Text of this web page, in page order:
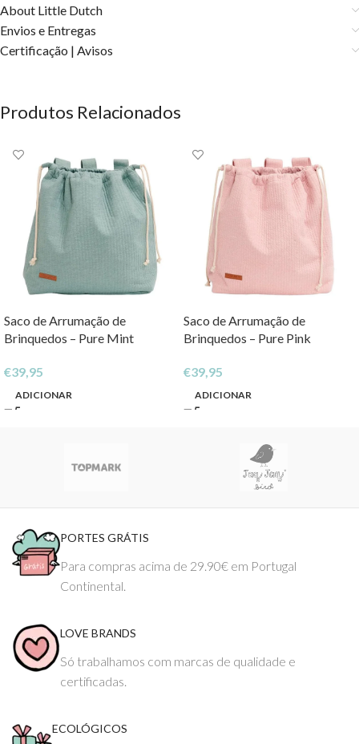
About Little Dutch
Envios e Entregas
Certificação | Avisos
Produtos Relacionados
Saco de Arrumação de
Brinquedos – Pure Mint
€39,95
ADICIONAR
Saco de Arrumação de
Brinquedos – Pure Pink
€39,95
ADICIONAR
PORTES GRÁTIS
Para compras acima de 29.90€ em Portugal
Continental.
LOVE BRANDS
Só trabalhamos com marcas de qualidade e
certificadas.
ECOLÓGICOS